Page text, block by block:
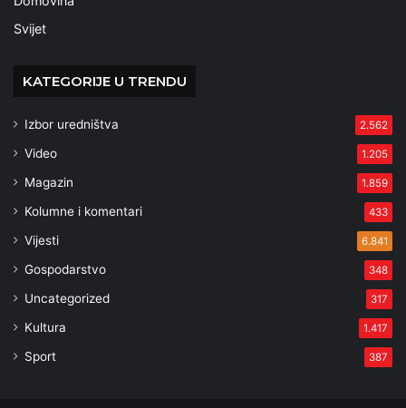
Svijet
KATEGORIJE U TRENDU
Izbor uredništva 2.562
Video 1.205
Magazin 1.859
Kolumne i komentari 433
Vijesti 6.841
Gospodarstvo 348
Uncategorized 317
Kultura 1.417
Sport 387